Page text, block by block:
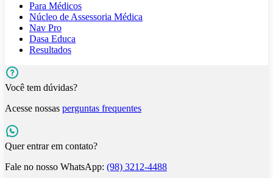
Para Médicos
Núcleo de Assessoria Médica
Nav Pro
Dasa Educa
Resultados
Você tem dúvidas?
Acesse nossas perguntas frequentes
Quer entrar em contato?
Fale no nosso WhatsApp: (98) 3212-4488